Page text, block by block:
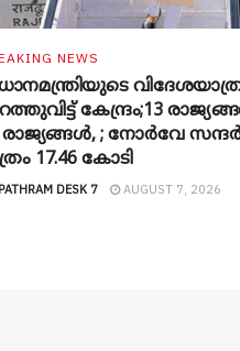
NEWS
കേന്ദ്രം;13
രാജ്യങ്ങൾ, ; നോർവേ
17.46 കോടി
PATHRAM DESK 7 AUGUST 7, 2026